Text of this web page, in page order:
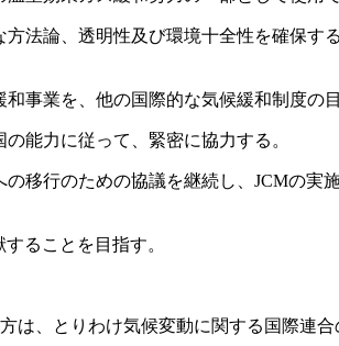
法論、透明性及び環境十全性を確保す
事業を、他の国際的な気候緩和制度の
能力に従って、緊密に協力する。
移行のための協議を継続し、JCMの実
ることを目指す。
、とりわけ気候変動に関する国際連合